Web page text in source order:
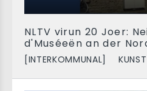
NLTV virun 20 Joer:
d'Muséeën an der
[INTERKOMMUNAL]